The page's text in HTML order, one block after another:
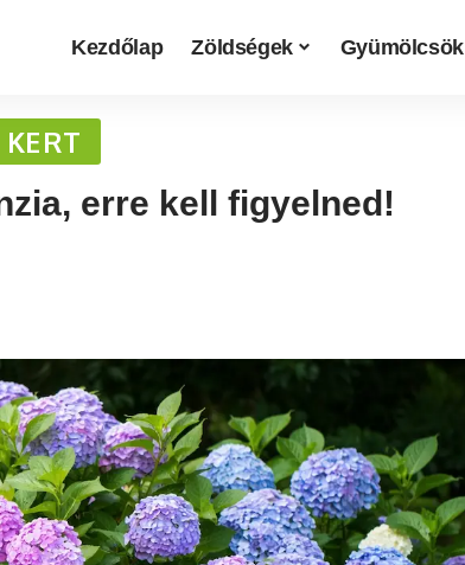
Kezdőlap Zöldségek Gyümölcsök
erre kell figyelned!